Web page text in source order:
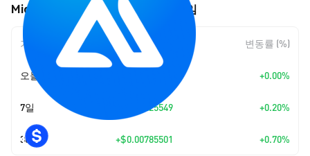
Midas mEDGE (MEDGE) 가격 움직임
기간 변동 폭 변동률 (%)
오늘 +0.00%
7일 $0.00225549 +0.20%
30일 +$0.00785501 +0.70%